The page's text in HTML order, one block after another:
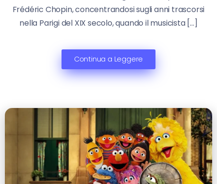
Frédéric Chopin, concentrandosi sugli anni trascorsi
nella Parigi del XIX secolo, quando il musicista […]
Continua a Leggere